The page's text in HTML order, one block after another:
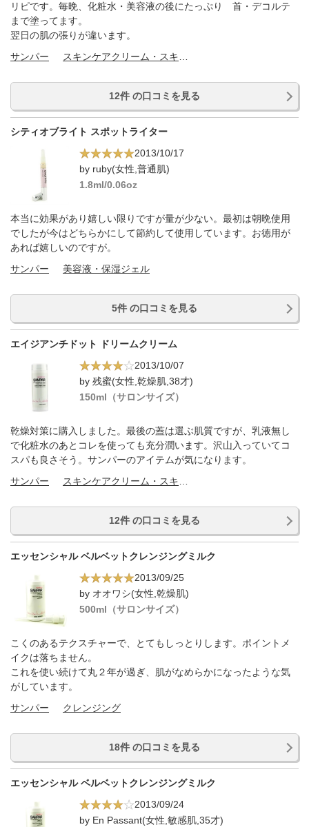
リピです。毎晩、化粧水・美容液の後にたっぷり 首・デコルテ
まで塗ってます。
翌日の肌の張りが違います。
サンパー
12件 の口コミを見る
シティオブライト スポットライター
2013/10/17
by ruby(女性,普通肌)
1.8ml/0.06oz
本当に効果があり嬉しい限りですが量が少ない。最初は朝晩使用
でしたが今はどちらかにして節約して使用しています。お徳用が
あれば嬉しいのですが。
サンパー
美容液・保湿ジェル
5件 の口コミを見る
エイジアンチドット ドリームクリーム
2013/10/07
by 残蜜(女性,乾燥肌,38才)
150ml（サロンサイズ）
乾燥対策に購入しました。最後の蓋は選ぶ肌質ですが、乳液無し
で化粧水のあとコレを使っても充分潤います。沢山入っていてコ
スパも良さそう。サンパーのアイテムが気になります。
サンパー
12件 の口コミを見る
エッセンシャル ベルベットクレンジングミルク
2013/09/25
by オオワシ(女性,乾燥肌)
500ml（サロンサイズ）
こくのあるテクスチャーで、とてもしっとりします。ポイントメ
イクは落ちません。
これを使い続けて丸２年が過ぎ、肌がなめらかになったような気
がしています。
サンパー
クレンジング
18件 の口コミを見る
エッセンシャル ベルベットクレンジングミルク
2013/09/24
by En Passant(女性,敏感肌,35才)